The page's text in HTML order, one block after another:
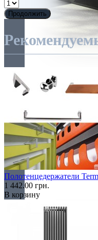
Внутрипольные
Без
Продолжить
Полотенцедержатели
1 442.00 грн.
В корзину